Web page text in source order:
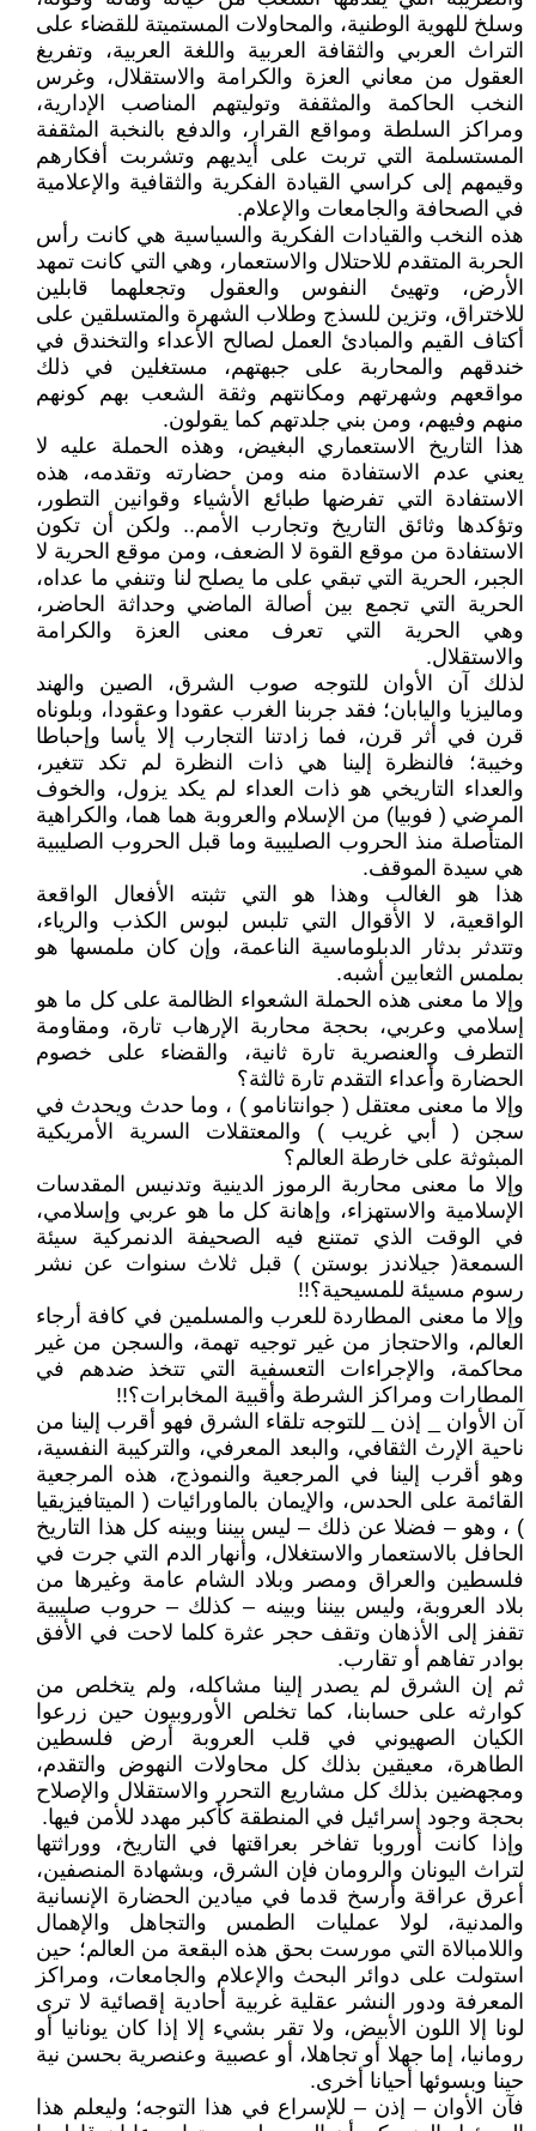
وسلخ للهوية الوطنية، والمحاولات المستميتة للقضاء على
التراث العربي والثقافة العربية واللغة العربية، وتفريغ
العقول من معاني العزة والكرامة والاستقلال، وغرس
النخب الحاكمة والمثقفة وتوليتهم المناصب الإدارية،
ومراكز السلطة ومواقع القرار، والدفع بالنخبة المثقفة
المستسلمة التي تربت على أيديهم وتشربت أفكارهم
وقيمهم إلى كراسي القيادة الفكرية والثقافية والإعلامية
في الصحافة والجامعات والإعلام.
هذه النخب والقيادات الفكرية والسياسية هي كانت رأس
الحربة المتقدم للاحتلال والاستعمار، وهي التي كانت تمهد
الأرض، وتهيئ النفوس والعقول وتجعلهما قابلين
للاختراق، وتزين للسذج وطلاب الشهرة والمتسلقين على
أكتاف القيم والمبادئ العمل لصالح الأعداء والتخندق في
خندقهم والمحاربة على جبهتهم، مستغلين في ذلك
مواقعهم وشهرتهم ومكانتهم وثقة الشعب بهم كونهم
منهم وفيهم، ومن بني جلدتهم كما يقولون.
هذا التاريخ الاستعماري البغيض، وهذه الحملة عليه لا
يعني عدم الاستفادة منه ومن حضارته وتقدمه، هذه
الاستفادة التي تفرضها طبائع الأشياء وقوانين التطور،
وتؤكدها وثائق التاريخ وتجارب الأمم.. ولكن أن تكون
الاستفادة من موقع القوة لا الضعف، ومن موقع الحرية لا
الجبر، الحرية التي تبقي على ما يصلح لنا وتنفي ما عداه،
الحرية التي تجمع بين أصالة الماضي وحداثة الحاضر،
وهي الحرية التي تعرف معنى العزة والكرامة
والاستقلال.
لذلك آن الأوان للتوجه صوب الشرق، الصين والهند
وماليزيا واليابان؛ فقد جربنا الغرب عقودا وعقودا، وبلوناه
قرن في أثر قرن، فما زادتنا التجارب إلا يأسا وإحباطا
وخيبة؛ فالنظرة إلينا هي ذات النظرة لم تكد تتغير،
والعداء التاريخي هو ذات العداء لم يكد يزول، والخوف
المرضي ( فوبيا) من الإسلام والعروبة هما هما، والكراهية
المتأصلة منذ الحروب الصليبية وما قبل الحروب الصليبية
هي سيدة الموقف.
هذا هو الغالب وهذا هو التي تثبته الأفعال الواقعة
الواقعية، لا الأقوال التي تلبس لبوس الكذب والرياء،
وتتدثر بدثار الدبلوماسية الناعمة، وإن كان ملمسها هو
بملمس الثعابين أشبه.
وإلا ما معنى هذه الحملة الشعواء الظالمة على كل ما هو
إسلامي وعربي، بحجة محاربة الإرهاب تارة، ومقاومة
التطرف والعنصرية تارة ثانية، والقضاء على خصوم
الحضارة وأعداء التقدم تارة ثالثة؟
وإلا ما معنى معتقل ( جوانتانامو ) ، وما حدث ويحدث في
سجن ( أبي غريب ) والمعتقلات السرية الأمريكية
المبثوثة على خارطة العالم؟
وإلا ما معنى محاربة الرموز الدينية وتدنيس المقدسات
الإسلامية والاستهزاء، وإهانة كل ما هو عربي وإسلامي،
في الوقت الذي تمتنع فيه الصحيفة الدنمركية سيئة
السمعة( جيلاندز بوستن ) قبل ثلاث سنوات عن نشر
رسوم مسيئة للمسيحية؟!!
وإلا ما معنى المطاردة للعرب والمسلمين في كافة أرجاء
العالم، والاحتجاز من غير توجيه تهمة، والسجن من غير
محاكمة، والإجراءات التعسفية التي تتخذ ضدهم في
المطارات ومراكز الشرطة وأقبية المخابرات؟!!
آن الأوان _ إذن _ للتوجه تلقاء الشرق فهو أقرب إلينا من
ناحية الإرث الثقافي، والبعد المعرفي، والتركيبة النفسية،
وهو أقرب إلينا في المرجعية والنموذج، هذه المرجعية
القائمة على الحدس، والإيمان بالماورائيات ( الميتافيزيقيا
) ، وهو – فضلا عن ذلك – ليس بيننا وبينه كل هذا التاريخ
الحافل بالاستعمار والاستغلال، وأنهار الدم التي جرت في
فلسطين والعراق ومصر وبلاد الشام عامة وغيرها من
بلاد العروبة، وليس بيننا وبينه – كذلك – حروب صليبية
تقفز إلى الأذهان وتقف حجر عثرة كلما لاحت في الأفق
بوادر تفاهم أو تقارب.
ثم إن الشرق لم يصدر إلينا مشاكله، ولم يتخلص من
كوارثه على حسابنا، كما تخلص الأوروبيون حين زرعوا
الكيان الصهيوني في قلب العروبة أرض فلسطين
الطاهرة، معيقين بذلك كل محاولات النهوض والتقدم،
ومجهضين بذلك كل مشاريع التحرر والاستقلال والإصلاح
بحجة وجود إسرائيل في المنطقة كأكبر مهدد للأمن فيها.
وإذا كانت أوروبا تفاخر بعراقتها في التاريخ، ووراثتها
لتراث اليونان والرومان فإن الشرق، وبشهادة المنصفين،
أعرق عراقة وأرسخ قدما في ميادين الحضارة الإنسانية
والمدنية، لولا عمليات الطمس والتجاهل والإهمال
واللامبالاة التي مورست بحق هذه البقعة من العالم؛ حين
استولت على دوائر البحث والإعلام والجامعات، ومراكز
المعرفة ودور النشر عقلية غربية أحادية إقصائية لا ترى
لونا إلا اللون الأبيض، ولا تقر بشيء إلا إذا كان يونانيا أو
رومانيا، إما جهلا أو تجاهلا، أو عصبية وعنصرية بحسن نية
حينا وبسوئها أحيانا أخرى.
فآن الأوان – إذن – للإسراع في هذا التوجه؛ وليعلم هذا